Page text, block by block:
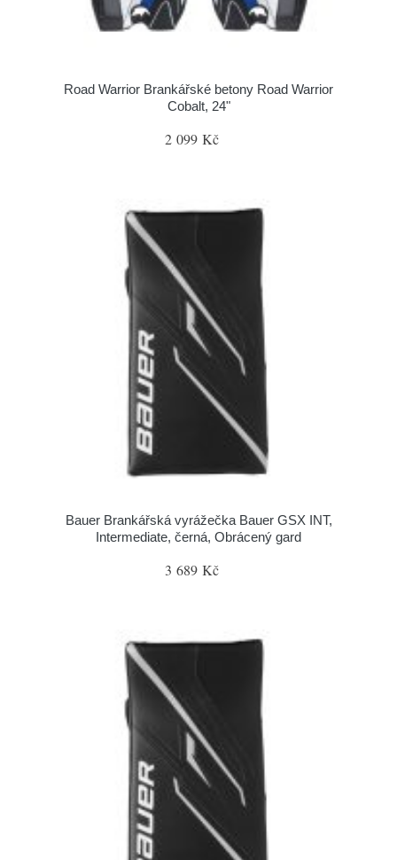
Road Warrior Brankářské betony Road Warrior
Cobalt, 24"
2 099 Kč
Bauer Brankářská vyrážečka Bauer GSX INT,
Intermediate, černá, Obrácený gard
3 689 Kč